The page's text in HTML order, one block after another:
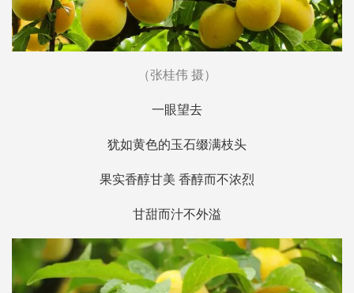
（张桂伟 摄）
一眼望去
犹如黄色的玉石缀满枝头
果实香醇甘美 香醇而不浓烈
甘甜而汁不外溢